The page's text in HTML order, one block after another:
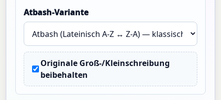
Atbash-Variante
Originale Groß-/Kleinschreibung
beibehalten